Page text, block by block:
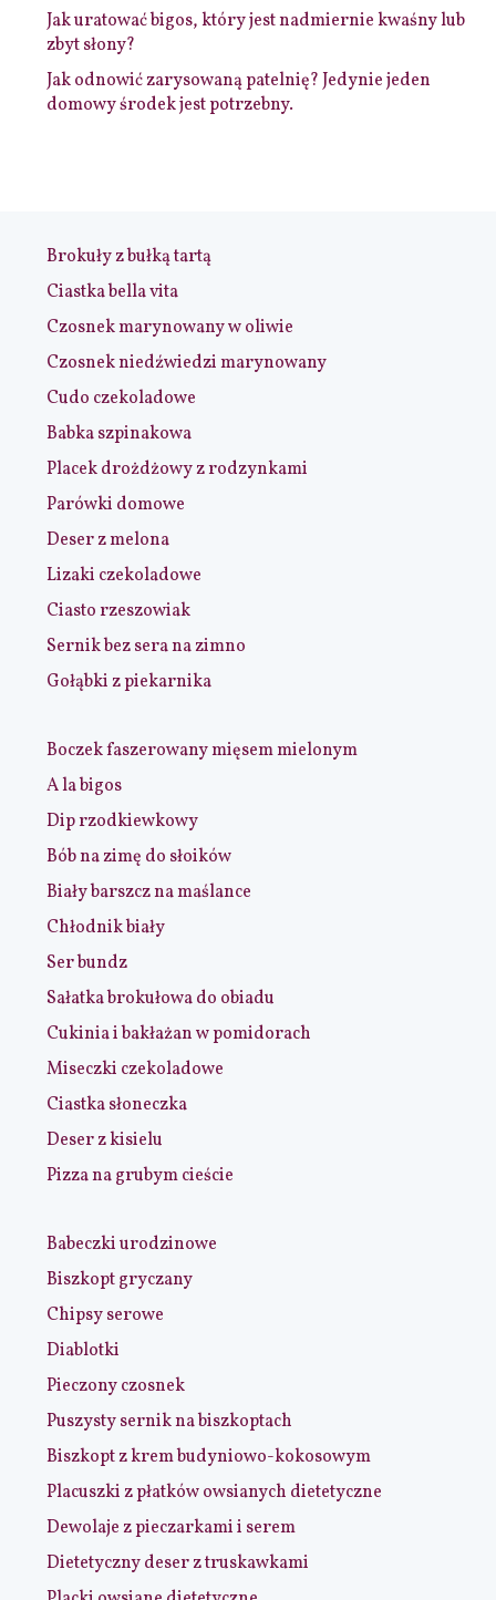
Jak uratować bigos, który jest nadmiernie kwaśny lub
zbyt słony?
Jak odnowić zarysowaną patelnię? Jedynie jeden
domowy środek jest potrzebny.
Brokuły z bułką tartą
Ciastka bella vita
Czosnek marynowany w oliwie
Czosnek niedźwiedzi marynowany
Cudo czekoladowe
Babka szpinakowa
Placek drożdżowy z rodzynkami
Parówki domowe
Deser z melona
Lizaki czekoladowe
Ciasto rzeszowiak
Sernik bez sera na zimno
Gołąbki z piekarnika
Boczek faszerowany mięsem mielonym
A la bigos
Dip rzodkiewkowy
Bób na zimę do słoików
Biały barszcz na maślance
Chłodnik biały
Ser bundz
Sałatka brokułowa do obiadu
Cukinia i bakłażan w pomidorach
Miseczki czekoladowe
Ciastka słoneczka
Deser z kisielu
Pizza na grubym cieście
Babeczki urodzinowe
Biszkopt gryczany
Chipsy serowe
Diablotki
Pieczony czosnek
Puszysty sernik na biszkoptach
Biszkopt z krem budyniowo-kokosowym
Placuszki z płatków owsianych dietetyczne
Dewolaje z pieczarkami i serem
Dietetyczny deser z truskawkami